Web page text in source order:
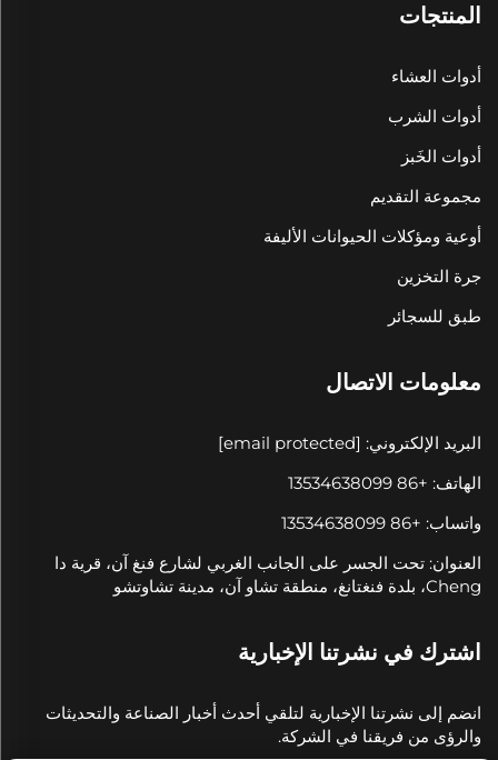
المنتجات
أدوات العشاء
أدوات الشرب
أدوات الخَبز
مجموعة التقديم
أوعية ومؤكلات الحيوانات الأليفة
جرة التخزين
طبق للسجائر
معلومات الاتصال
البريد الإلكتروني: [email protected]
الهاتف: +86 13534638099
واتساب: +86 13534638099
العنوان: تحت الجسر على الجانب الغربي لشارع فنغ آن، قرية دا
Cheng، بلدة فنغتانغ، منطقة تشاو آن، مدينة تشاوتشو
اشترك في نشرتنا الإخبارية
انضم إلى نشرتنا الإخبارية لتلقي أحدث أخبار الصناعة والتحديثات
والرؤى من فريقنا في الشركة.